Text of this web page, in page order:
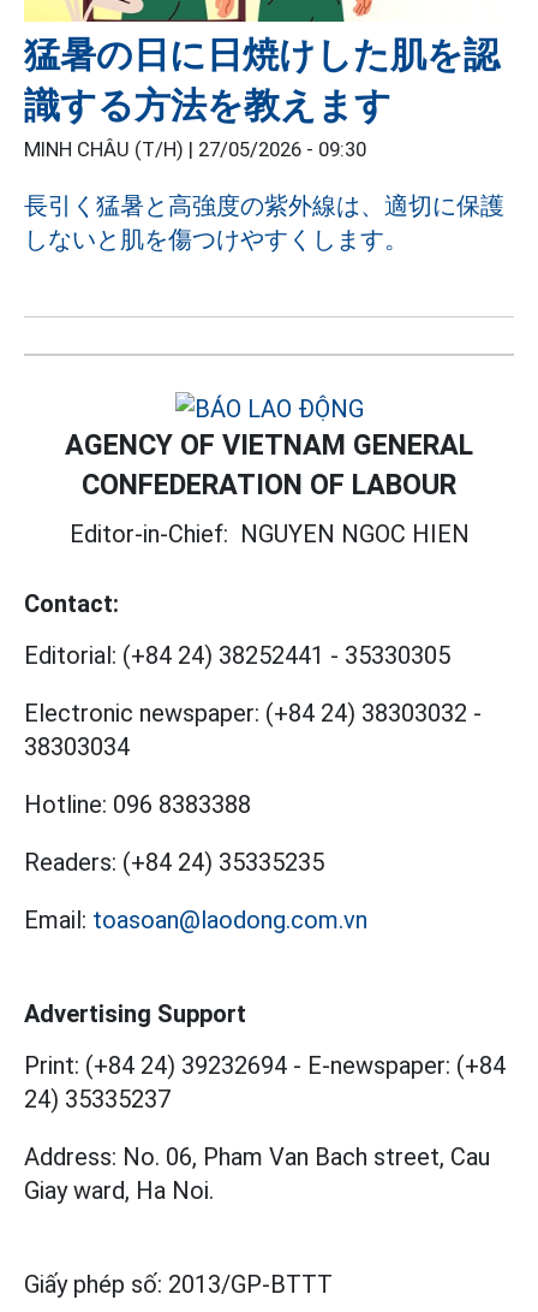
猛暑の日に日焼けした肌を認
識する方法を教えます
MINH CHÂU (T/H) | 27/05/2026 - 09:30
長引く猛暑と高強度の紫外線は、適切に保護
しないと肌を傷つけやすくします。
AGENCY OF VIETNAM GENERAL
CONFEDERATION OF LABOUR
Editor-in-Chief: NGUYEN NGOC HIEN
Contact:
Editorial: (+84 24) 38252441 - 35330305
Electronic newspaper: (+84 24) 38303032 -
38303034
Hotline: 096 8383388
Readers: (+84 24) 35335235
Email: toasoan@laodong.com.vn
Advertising Support
Print: (+84 24) 39232694 - E-newspaper: (+84
24) 35335237
Address: No. 06, Pham Van Bach street, Cau
Giay ward, Ha Noi.
Giấy phép số: 2013/GP-BTTT